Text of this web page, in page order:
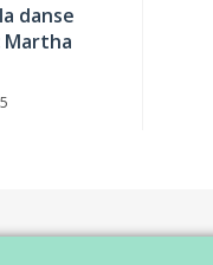
danse
Martha